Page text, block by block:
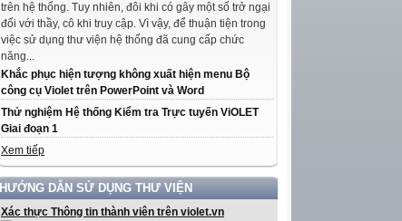
trên hệ thống. Tuy nhiên, đôi khi có gây một số trở ngại
đối với thầy, cô khi truy cập. Vì vậy, để thuận tiện trong
việc sử dụng thư viện hệ thống đã cung cấp chức
năng...
Khắc phục hiện tượng không xuất hiện menu Bộ
công cụ Violet trên PowerPoint và Word
Thử nghiệm Hệ thống Kiểm tra Trực tuyến ViOLET
Giai đoạn 1
Xem tiếp
HƯỚNG DẪN SỬ DỤNG THƯ VIỆN
Xác thực Thông tin thành viên trên violet.vn